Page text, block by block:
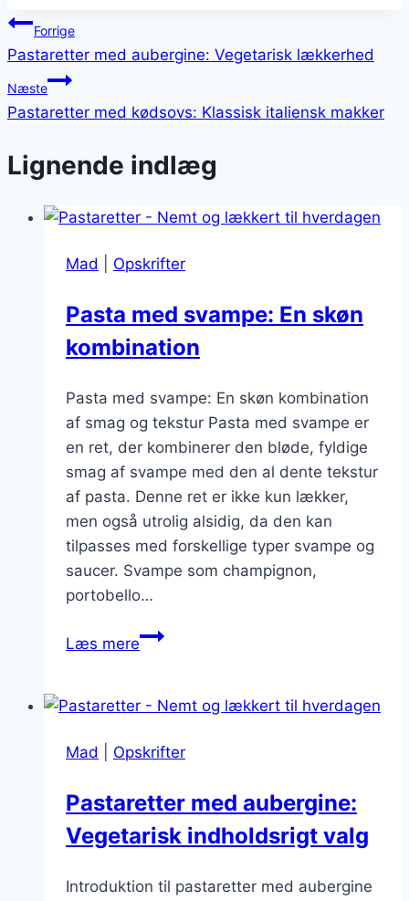
Indlægsnavigation
Forrige
Pastaretter med aubergine: Vegetarisk lækkerhed
Næste
Pastaretter med kødsovs: Klassisk italiensk makker
Lignende indlæg
Mad Opskrifter
Pasta med svampe: En skøn
kombination
Pasta med svampe: En skøn kombination
af smag og tekstur Pasta med svampe er
en ret, der kombinerer den bløde, fyldige
smag af svampe med den al dente tekstur
af pasta. Denne ret er ikke kun lækker,
men også utrolig alsidig, da den kan
tilpasses med forskellige typer svampe og
saucer. Svampe som champignon,
portobello…
Læs merePasta
En
kombination
Mad Opskrifter
Pastaretter med aubergine:
Vegetarisk indholdsrigt valg
Introduktion til pastaretter med aubergine